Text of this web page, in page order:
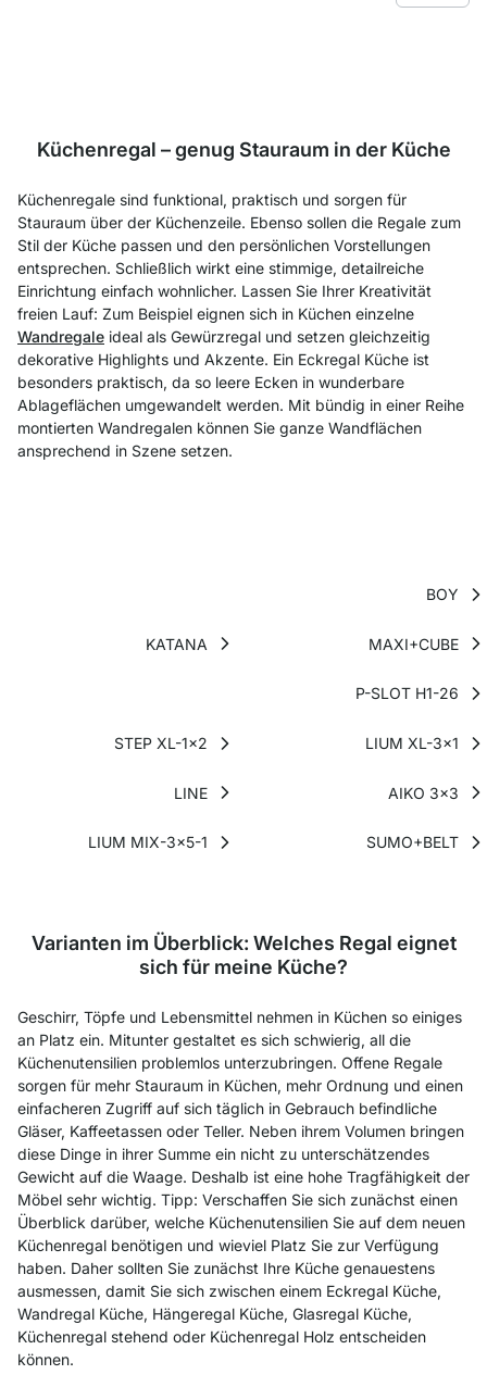
Küchenregal – genug Stauraum in der Küche
Küchenregale sind funktional, praktisch und sorgen für
Stauraum über der Küchenzeile. Ebenso sollen die Regale zum
Stil der Küche passen und den persönlichen Vorstellungen
entsprechen. Schließlich wirkt eine stimmige, detailreiche
Einrichtung einfach wohnlicher. Lassen Sie Ihrer Kreativität
freien Lauf: Zum Beispiel eignen sich in Küchen einzelne
Wandregale ideal als Gewürzregal und setzen gleichzeitig
dekorative Highlights und Akzente. Ein Eckregal Küche ist
besonders praktisch, da so leere Ecken in wunderbare
Ablageflächen umgewandelt werden. Mit bündig in einer Reihe
montierten Wandregalen können Sie ganze Wandflächen
ansprechend in Szene setzen.
BOY
KATANA MAXI+CUBE
P-SLOT H1-26
STEP XL-1x2 LIUM XL-3x1
LINE AIKO 3x3
LIUM MIX-3x5-1 SUMO+BELT
Varianten im Überblick: Welches Regal eignet
sich für meine Küche?
Geschirr, Töpfe und Lebensmittel nehmen in Küchen so einiges
an Platz ein. Mitunter gestaltet es sich schwierig, all die
Küchenutensilien problemlos unterzubringen. Offene Regale
sorgen für mehr Stauraum in Küchen, mehr Ordnung und einen
einfacheren Zugriff auf sich täglich in Gebrauch befindliche
Gläser, Kaffeetassen oder Teller. Neben ihrem Volumen bringen
diese Dinge in ihrer Summe ein nicht zu unterschätzendes
Gewicht auf die Waage. Deshalb ist eine hohe Tragfähigkeit der
Möbel sehr wichtig. Tipp: Verschaffen Sie sich zunächst einen
Überblick darüber, welche Küchenutensilien Sie auf dem neuen
Küchenregal benötigen und wieviel Platz Sie zur Verfügung
haben. Daher sollten Sie zunächst Ihre Küche genauestens
ausmessen, damit Sie sich zwischen einem Eckregal Küche,
Wandregal Küche, Hängeregal Küche, Glasregal Küche,
Küchenregal stehend oder Küchenregal Holz entscheiden
können.